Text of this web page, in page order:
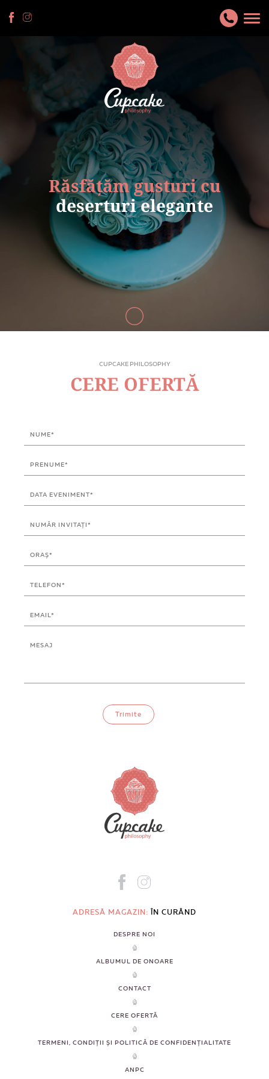
Răsfățăm gusturi cu
deserturi elegante
CUPCAKE PHILOSOPHY
CERE OFERTĂ
ADRESĂ MAGAZIN: ÎN CURÂND
DESPRE NOI
ALBUMUL DE ONOARE
CONTACT
CERE OFERTĂ
TERMENI, CONDIȚII ȘI POLITICĂ DE CONFIDENȚIALITATE
ANPC